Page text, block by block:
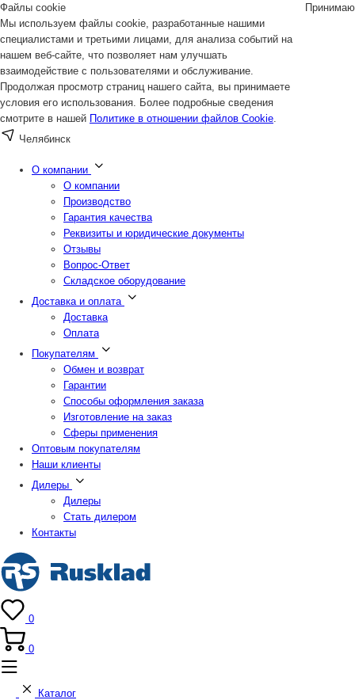
Файлы cookie
Мы используем файлы cookie, разработанные нашими
специалистами и третьими лицами, для анализа событий на
нашем веб-сайте, что позволяет нам улучшать
взаимодействие с пользователями и обслуживание.
Продолжая просмотр страниц нашего сайта, вы принимаете
условия его использования. Более подробные сведения
смотрите в нашей Политике в отношении файлов Cookie.
Принимаю
Челябинск
О компании
О компании
Производство
Гарантия качества
Реквизиты и юридические документы
Отзывы
Вопрос-Ответ
Складское оборудование
Доставка и оплата
Доставка
Оплата
Покупателям
Обмен и возврат
Гарантии
Способы оформления заказа
Изготовление на заказ
Сферы применения
Оптовым покупателям
Наши клиенты
Дилеры
Дилеры
Стать дилером
Контакты
0
0
Каталог